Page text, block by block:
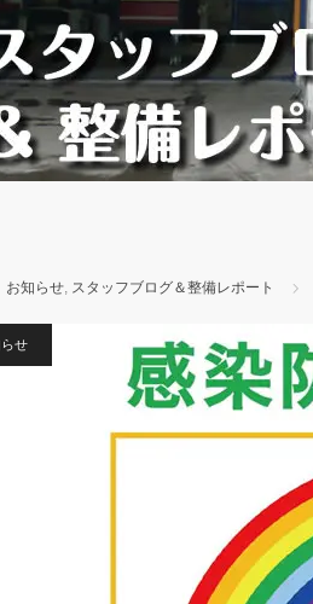
お知らせ, スタッフブログ＆整備レポート
せ